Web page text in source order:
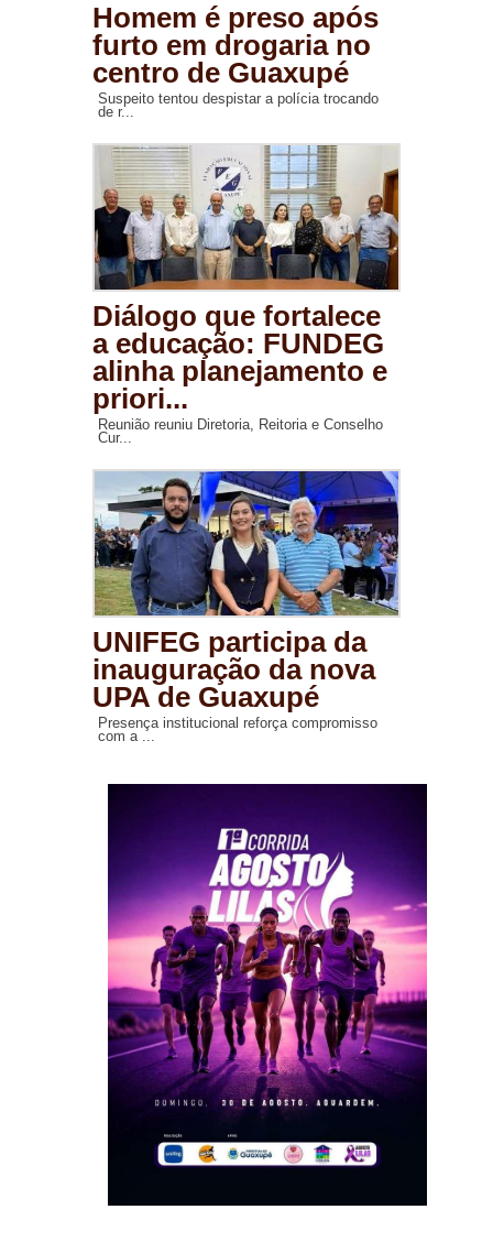
Homem é preso após
furto em drogaria no
centro de Guaxupé
Suspeito tentou despistar a polícia trocando
de r...
Diálogo que fortalece
a educação: FUNDEG
alinha planejamento e
priori...
Reunião reuniu Diretoria, Reitoria e Conselho
Cur...
UNIFEG participa da
inauguração da nova
UPA de Guaxupé
Presença institucional reforça compromisso
com a ...